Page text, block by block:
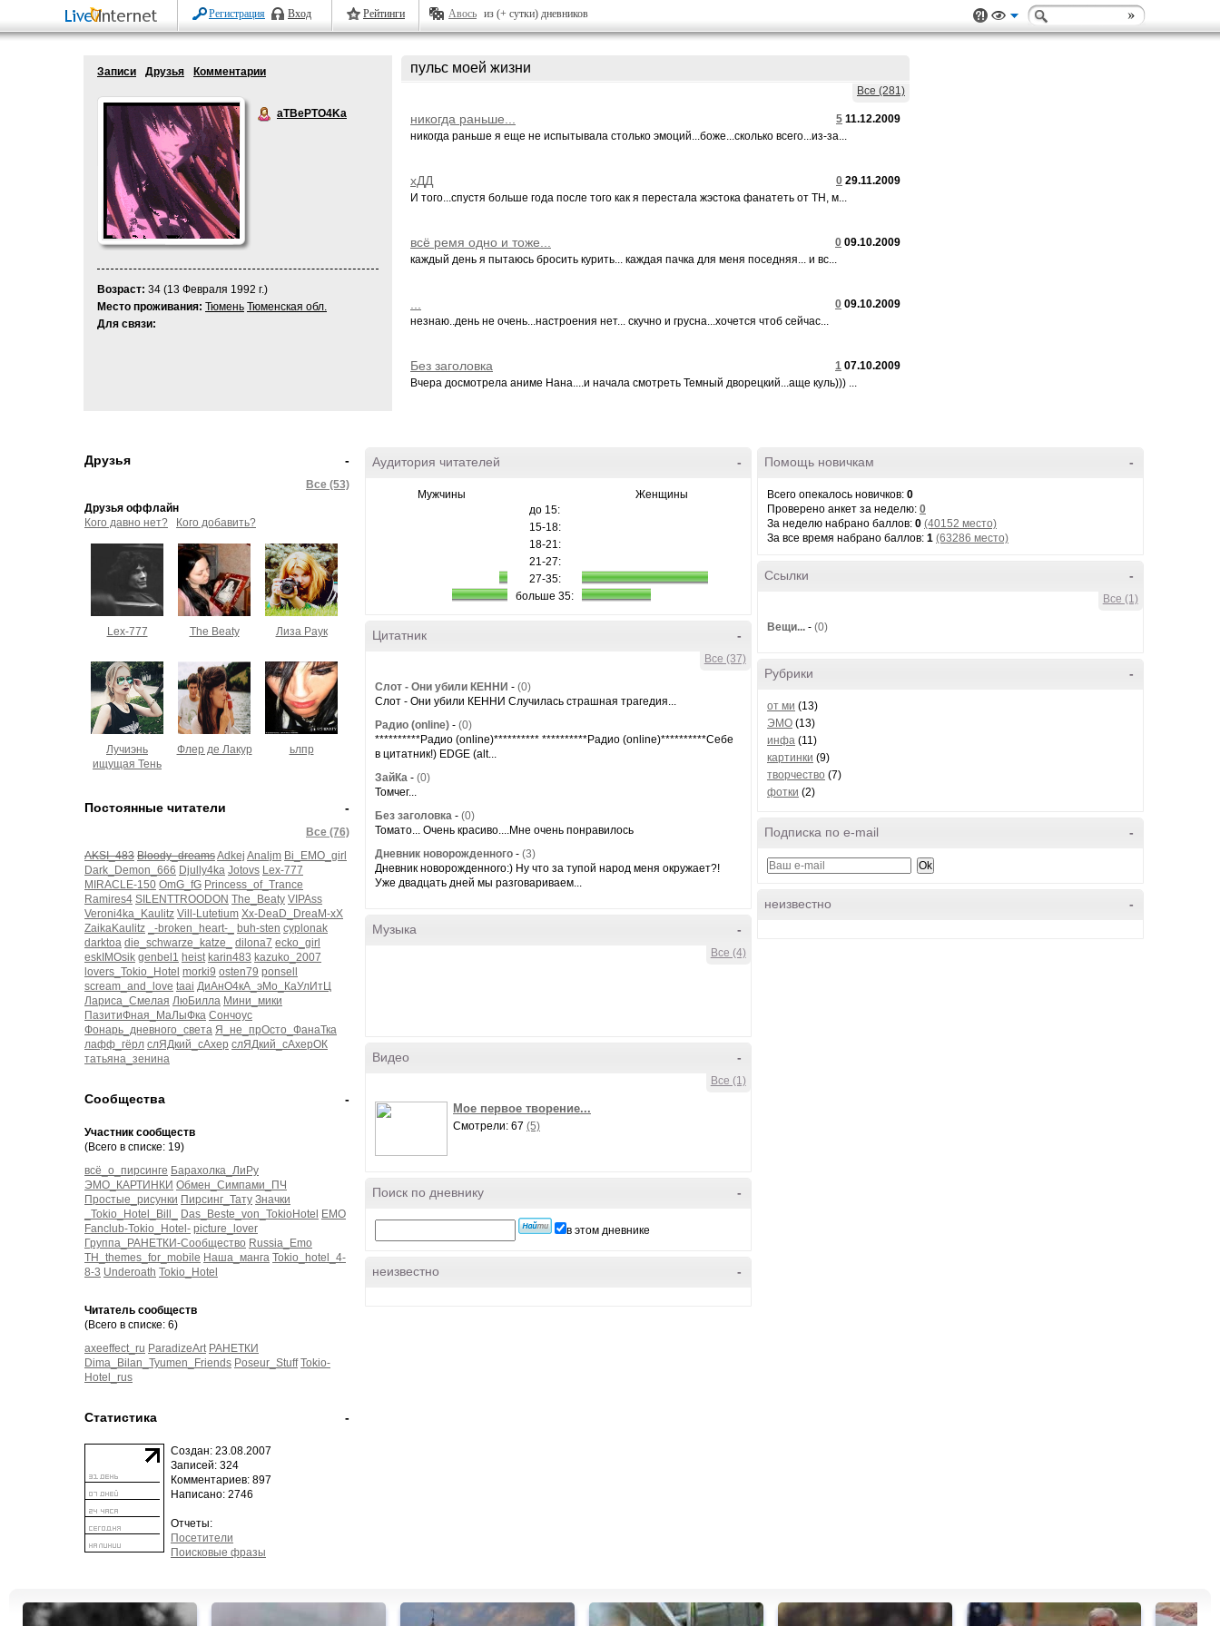
Регистрация Вход Рейтинги Авось из (+ сутки) дневников
Записи Друзья Комментарии
aTBePTO4Ka
Возраст: 34 (13 Февраля 1992 г.)
Место проживания: Тюмень Тюменская обл.
Для связи:
пульс моей жизни
Все (281)
5 11.12.2009
никогда раньше...
никогда раньше я еще не испытывала столько эмоций...боже...сколько всего...из-за...
0 29.11.2009
хДД
И того...спустя больше года после того как я перестала жэстока фанатеть от ТН, м...
0 09.10.2009
всё ремя одно и тоже...
каждый день я пытаюсь бросить курить... каждая пачка для меня поседняя... и вс...
0 09.10.2009
незнаю..день не очень...настроения нет... скучно и грусна...хочется чтоб сейчас...
1 07.10.2009
Без заголовка
Вчера досмотрела аниме Нана....и начала смотреть Темный дворецкий...аще куль))) ...
-
Друзья
Все (53)
Друзья оффлайн
Кого давно нет?
Кого добавить?
Lex-777 The Beaty Лиза Раук
Лучиэнь
ищущая Тень
Флер де Лакур ьлпр
-
Постоянные читатели
Все (76)
AKSI_483 Bloody_dreamsAdkej Analjm Bi_EMO_girl
Dark_Demon_666 Djully4ka Jotovs Lex-777
MIRACLE-150 OmG_fG Princess_of_Trance
Ramires4 SILENTTROODON The_Beaty VIPAss
Veroni4ka_Kaulitz Vill-Lutetium Xx-DeaD_DreaM-xX
ZaikaKaulitz
_-broken_heart-_ buh-sten cyplonak
darktoa die_schwarze_katze_ dilona7 ecko_girl
eskIMOsik genbel1 heist karin483 kazuko_2007
lovers_Tokio_Hotel morki9 osten79 ponsell
scream_and_love taai ДиАнО4кА_эМо_КаУлИтЦ
Лариса_Смелая ЛюБилла Мини_мики
ПазитиФная_МаЛыФка Сончоус
Фонарь_дневного_света Я_не_прОсто_ФанаТка
лафф_гёрл слЯДкий_сАхер слЯДкий_сАхерОК
татьяна_зенина
-
Сообщества
Участник сообществ
(Всего в списке: 19)
всё_о_пирсинге Барахолка_ЛиРу
ЭМО_КАРТИНКИ Обмен_Симпами_ПЧ
Простые_рисунки Пирсинг_Тату Значки
_Tokio_Hotel_Bill_
Das_Beste_von_TokioHotel
EMO
Fanclub-Tokio_Hotel- picture_lover
Группа_РАНЕТКИ-Сообщество Russia_Emo
TH_themes_for_mobile Наша_манга Tokio_hotel_4-
8-3 Underoath Tokio_Hotel
Читатель сообществ
(Всего в списке: 6)
axeeffect_ru ParadizeArt РАНЕТКИ
Dima_Bilan_Tyumen_Friends Poseur_Stuff Tokio-
Hotel_rus
-
Статистика
Создан: 23.08.2007
Записей: 324
Комментариев: 897
Написано: 2746
Отчеты:
Посетители
Поисковые фразы
-
Аудитория читателей
Мужчины
Женщины
до 15:
15-18:
18-21:
21-27:
27-35:
больше 35:
-
Цитатник
Все (37)
Слот - Они убили КЕННИ - (0)
Слот - Они убили КЕННИ Случилась страшная трагедия...
Радио (online) - (0)
**********Радио (online)********** **********Радио (online)**********Себе
в цитатник!) EDGE (alt...
ЗайКа - (0)
Томчег...
Без заголовка - (0)
Томато... Очень красиво....Мне очень понравилось
Дневник новорожденного - (3)
Дневник новорожденного:) Ну что за тупой народ меня окружает?!
Уже двадцать дней мы разговариваем...
-
Музыка
Все (4)
-
Видео
Все (1)
Мое первое творение...
Смотрели: 67 (5)
-
Поиск по дневнику
в этом дневнике
-
неизвестно
-
Помощь новичкам
Всего опекалось новичков: 0
Проверено анкет за неделю: 0
За неделю набрано баллов: 0 (40152 место)
За все время набрано баллов: 1 (63286 место)
-
Ссылки
Все (1)
Вещи... - (0)
-
Рубрики
от ми (13)
ЭМО (13)
инфа (11)
картинки (9)
творчество (7)
фотки (2)
-
Подписка по e-mail
-
неизвестно